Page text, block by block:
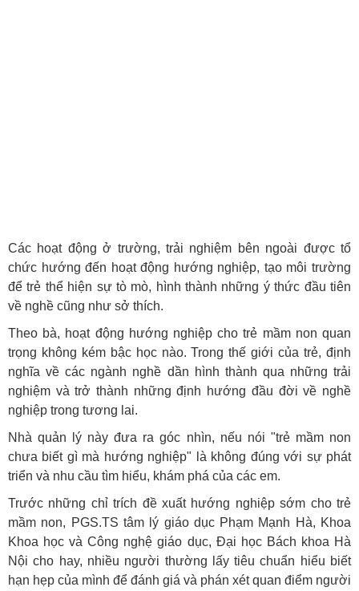
Các hoạt động ở trường, trải nghiệm bên ngoài được tổ
chức hướng đến hoạt động hướng nghiệp, tạo môi trường
để trẻ thể hiện sự tò mò, hình thành những ý thức đầu tiên
về nghề cũng như sở thích.
Theo bà, hoạt động hướng nghiệp cho trẻ mầm non quan
trọng không kém bậc học nào. Trong thế giới của trẻ, định
nghĩa về các ngành nghề dần hình thành qua những trải
nghiệm và trở thành những định hướng đầu đời về nghề
nghiệp trong tương lai.
Nhà quản lý này đưa ra góc nhìn, nếu nói "trẻ mầm non
chưa biết gì mà hướng nghiệp" là không đúng với sự phát
triển và nhu cầu tìm hiểu, khám phá của các em.
Trước những chỉ trích đề xuất hướng nghiệp sớm cho trẻ
mầm non, PGS.TS tâm lý giáo dục Phạm Mạnh Hà, Khoa
Khoa học và Công nghệ giáo dục, Đại học Bách khoa Hà
Nội cho hay, nhiều người thường lấy tiêu chuẩn hiểu biết
hạn hẹp của mình để đánh giá và phán xét quan điểm người